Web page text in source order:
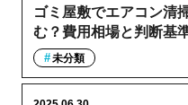
ゴミ屋敷でエアコン清
む？費用相場と判断基
未分類